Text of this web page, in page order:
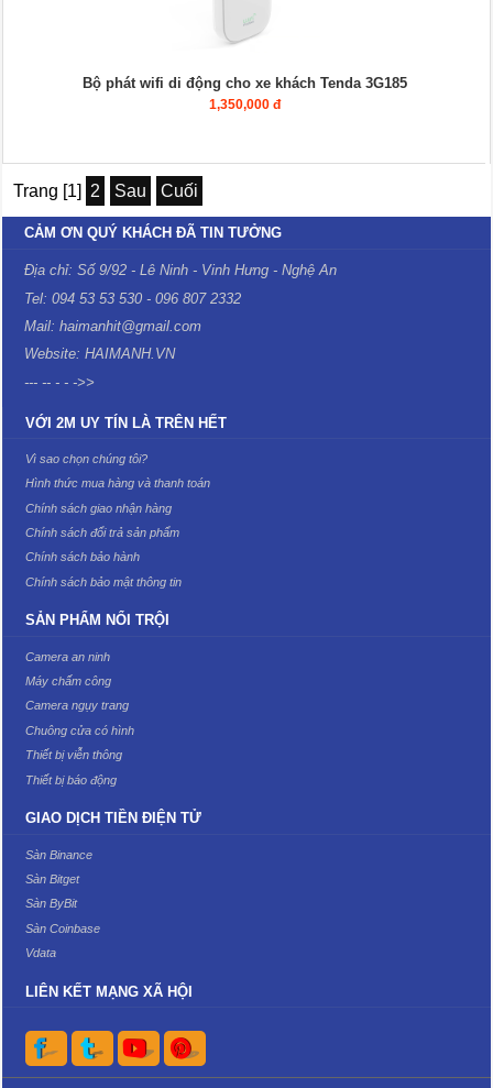
Bộ phát wifi di động cho xe khách Tenda 3G185
1,350,000 đ
Trang [1] 2 Sau Cuối
CẢM ƠN QUÝ KHÁCH ĐÃ TIN TƯỞNG
Địa chỉ: Số 9/92 - Lê Ninh - Vinh Hưng - Nghệ An
Tel: 094 53 53 530 - 096 807 2332
Mail: haimanhit@gmail.com
Website: HAIMANH.VN
--- -- - - ->>
VỚI 2M UY TÍN LÀ TRÊN HẾT
Vì sao chọn chúng tôi?
Hình thức mua hàng và thanh toán
Chính sách giao nhận hàng
Chính sách đổi trả sản phẩm
Chính sách bảo hành
Chính sách bảo mật thông tin
SẢN PHẨM NỔI TRỘI
Camera an ninh
Máy chấm công
Camera ngụy trang
Chuông cửa có hình
Thiết bị viễn thông
Thiết bị báo động
GIAO DỊCH TIỀN ĐIỆN TỬ
Sàn Binance
Sàn Bitget
Sàn ByBit
Sàn Coinbase
Vdata
LIÊN KẾT MẠNG XÃ HỘI